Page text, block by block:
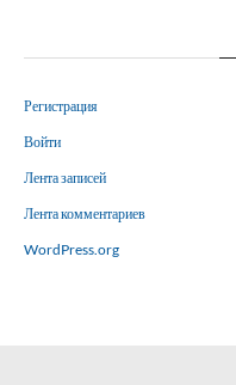
Регистрация
Войти
Лента записей
Лента комментариев
WordPress.org